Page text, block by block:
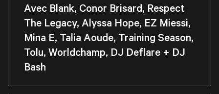
Avec Blank, Conor Brisard, Respect
The Legacy, Alyssa Hope, EZ Miessi,
Mina E, Talia Aoude, Training Season,
Tolu, Worldchamp, DJ Deflare + DJ
Bash